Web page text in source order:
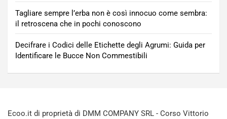
Tagliare sempre l’erba non è così innocuo come sembra:
il retroscena che in pochi conoscono
Decifrare i Codici delle Etichette degli Agrumi: Guida per
Identificare le Bucce Non Commestibili
Ecoo.it di proprietà di DMM COMPANY SRL - Corso Vittorio